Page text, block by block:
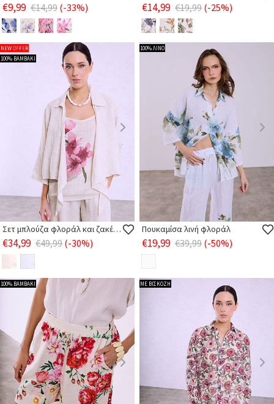
€9,99 €14,99 (-33%) €14,99 €19,99 (-25%)
NEW OFFER
100% ΒΑΜΒΑΚΙ
Σετ μπλούζα φλοράλ και ζακέτα
€34,99 €49,99 (-30%)
100% ΛΙΝΟ
Πουκαμίσα λινή φλοράλ
€19,99 €39,99 (-50%)
100% ΒΑΜΒΑΚΙ ΜΕ ΒΙΣΚΟΖΗ